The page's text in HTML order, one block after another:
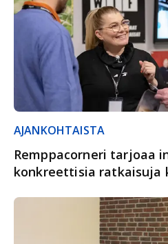
AJANKOHTAISTA
Remppacorneri tarjoaa
konkreettisia ratkaisuja